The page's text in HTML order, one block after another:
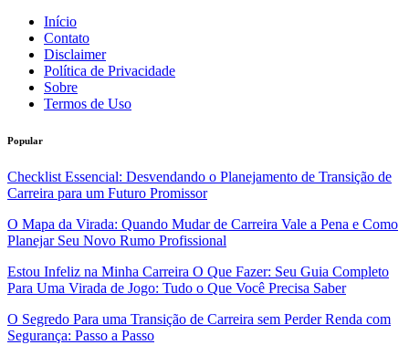
Início
Contato
Disclaimer
Política de Privacidade
Sobre
Termos de Uso
Popular
Checklist Essencial: Desvendando o Planejamento de Transição de
Carreira para um Futuro Promissor
O Mapa da Virada: Quando Mudar de Carreira Vale a Pena e Como
Planejar Seu Novo Rumo Profissional
Estou Infeliz na Minha Carreira O Que Fazer: Seu Guia Completo
Para Uma Virada de Jogo: Tudo o Que Você Precisa Saber
O Segredo Para uma Transição de Carreira sem Perder Renda com
Segurança: Passo a Passo